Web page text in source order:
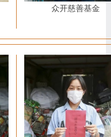
众开慈善基金